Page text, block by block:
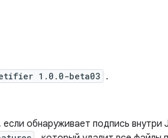
1.0.0-beta03 .
обнаруживает подпись